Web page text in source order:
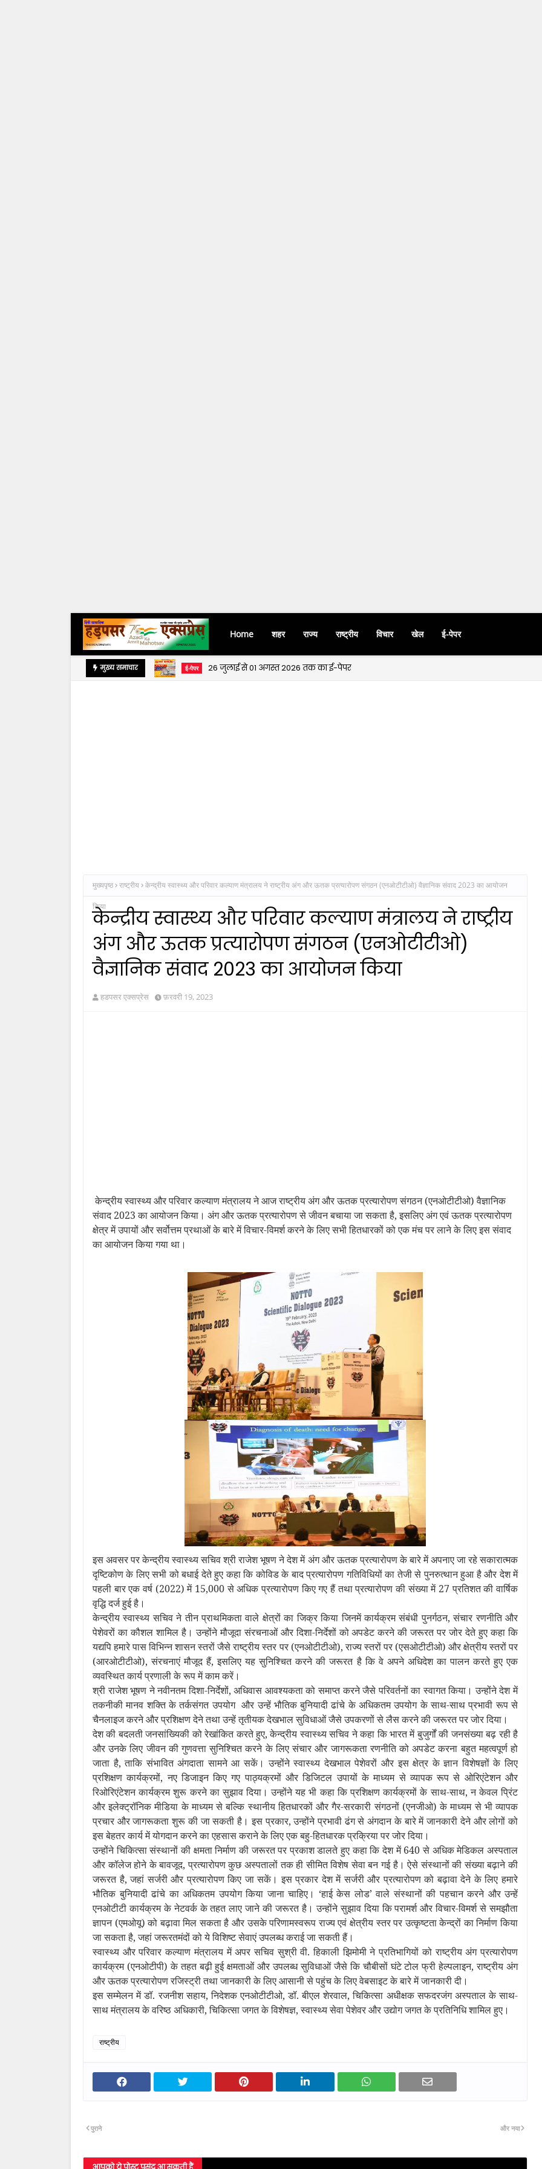
Home शहर राज्य राष्ट्रीय विचार खेल ई-पेपर
मुख्य समाचार ई-पेपर 26 जुलाई से 01 अगस्त 2026 तक का ई-पेपर
मुख्यपृष्ठ राष्ट्रीय केन्‍द्रीय स्वास्थ्य और परिवार कल्याण मंत्रालय ने राष्‍ट्रीय अंग और ऊतक प्रत्‍यारोपण संगठन (एनओटीटीओ) वैज्ञानिक संवाद 2023 का आयोजन
किया
केन्‍द्रीय स्वास्थ्य और परिवार कल्याण मंत्रालय ने राष्‍ट्रीय
अंग और ऊतक प्रत्‍यारोपण संगठन (एनओटीटीओ)
वैज्ञानिक संवाद 2023 का आयोजन किया
हडपसर एक्सप्रेस फ़रवरी 19, 2023
केन्‍द्रीय स्वास्थ्य और परिवार कल्याण मंत्रालय ने आज राष्ट्रीय अंग और ऊतक प्रत्यारोपण संगठन (एनओटीटीओ) वैज्ञानिक
संवाद 2023 का आयोजन किया। अंग और ऊतक प्रत्‍यारोपण से जीवन बचाया जा सकता है, इसलिए अंग एवं ऊतक प्रत्यारोपण
क्षेत्र में उपायों और सर्वोत्तम प्रथाओं के बारे में विचार-विमर्श करने के लिए सभी हितधारकों को एक मंच पर लाने के लिए इस संवाद
का आयोजन किया गया था।
इस अवसर पर केन्‍द्रीय स्वास्थ्य सचिव श्री राजेश भूषण ने देश में अंग और ऊतक प्रत्यारोपण के बारे में अपनाए जा रहे सकारात्मक
दृष्टिकोण के लिए सभी को बधाई देते हुए कहा कि कोविड के बाद प्रत्यारोपण गतिविधियों का तेजी से पुनरुत्थान हुआ है और देश में
पहली बार एक वर्ष (2022) में 15,000 से अधिक प्रत्यारोपण किए गए हैं तथा प्रत्‍यारोपण की संख्‍या में 27 प्रतिशत की वार्षिक
वृद्धि दर्ज हुई है।
केन्‍द्रीय स्वास्थ्य सचिव ने तीन प्राथमिकता वाले क्षेत्रों का जिक्र किया जिनमें कार्यक्रम संबंधी पुनर्गठन, संचार रणनीति और
पेशेवरों का कौशल शामिल है। उन्‍होंने मौजूदा संरचनाओं और दिशा-निर्देशों को अपडेट करने की जरूरत पर जोर देते हुए कहा कि
यद्यपि हमारे पास विभिन्‍न शासन स्‍तरों जैसे राष्ट्रीय स्तर पर (एनओटीटीओ), राज्य स्तरों पर (एसओटीटीओ) और क्षेत्रीय स्तरों पर
(आरओटीटीओ), संरचनाएं मौजूद हैं, इसलिए यह सुनिश्चित करने की जरूरत है कि वे अपने अधिदेश का पालन करते हुए एक
व्‍यवस्थित कार्य प्रणाली के रूप में काम करें।
श्री राजेश भूषण ने नवीनतम दिशा-निर्देशों, अधिवास आवश्यकता को समाप्त करने जैसे परिवर्तनों का स्वागत किया। उन्होंने देश में
तकनीकी मानव शक्ति के तर्कसंगत उपयोग और उन्‍हें भौतिक बुनियादी ढांचे के अधिकतम उपयोग के साथ-साथ प्रभावी रूप से
चैनलाइज करने और प्रशिक्षण देने तथा उन्‍हें तृतीयक देखभाल सुविधाओं जैसे उपकरणों से लैस करने की जरूरत पर जोर दिया।
देश की बदलती जनसांख्यिकी को रेखांकित करते हुए, केन्‍द्रीय स्वास्थ्य सचिव ने कहा कि भारत में बुजुर्गों की जनसंख्‍या बढ़ रही है
और उनके लिए जीवन की गुणवत्ता सुनिश्चित करने के लिए संचार और जागरूकता रणनीति को अपडेट करना बहुत महत्वपूर्ण हो
जाता है, ताकि संभावित अंगदाता सामने आ सकें। उन्होंने स्वास्थ्य देखभाल पेशेवरों और इस क्षेत्र के ज्ञान विशेषज्ञों के लिए
प्रशिक्षण कार्यक्रमों, नए डिजाइन किए गए पाठ्यक्रमों और डिजिटल उपायों के माध्यम से व्यापक रूप से ओरिएंटेशन और
रिओरिएंटेशन कार्यक्रम शुरू करने का सुझाव दिया। उन्होंने यह भी कहा कि प्रशिक्षण कार्यक्रमों के साथ-साथ, न केवल प्रिंट
और इलेक्ट्रॉनिक मीडिया के माध्यम से बल्कि स्थानीय हितधारकों और गैर-सरकारी संगठनों (एनजीओ) के माध्‍यम से भी व्यापक
प्रचार और जागरूकता शुरू की जा सकती है। इस प्रकार, उन्होंने प्रभावी ढंग से अंगदान के बारे में जानकारी देने और लोगों को
इस बेहतर कार्य में योगदान करने का एहसास कराने के लिए एक बहु-हितधारक प्रक्रिया पर जोर दिया।
उन्‍होंने चिकित्सा संस्थानों की क्षमता निर्माण की जरूरत पर प्रकाश डालते हुए कहा कि देश में 640 से अधिक मेडिकल अस्पताल
और कॉलेज होने के बावजूद, प्रत्यारोपण कुछ अस्पतालों तक ही सीमित विशेष सेवा बन गई है। ऐसे संस्थानों की संख्या बढ़ाने की
जरूरत है, जहां सर्जरी और प्रत्यारोपण किए जा सकें। इस प्रकार देश में सर्जरी और प्रत्‍यारोपण को बढ़ावा देने के लिए हमारे
भौतिक बुनियादी ढांचे का अधिकतम उपयोग किया जाना चाहिए। ‘हाई केस लोड’ वाले संस्‍थानों की पहचान करने और उन्‍हें
एनओटीटी कार्यक्रम के नेटवर्क के तहत लाए जाने की जरूरत है। उन्होंने सुझाव दिया कि परामर्श और विचार-विमर्श से समझौता
ज्ञापन (एमओयू) को बढ़ावा मिल सकता है और उसके परिणामस्वरूप राज्य एवं क्षेत्रीय स्तर पर उत्कृष्टता केन्‍द्रों का निर्माण किया
जा सकता है, जहां जरूरतमंदों को ये विशिष्‍ट सेवाएं उपलब्‍ध कराई जा सकती हैं।
स्वास्थ्य और परिवार कल्याण मंत्रालय में अपर सचिव सुश्री वी. हिकाली झिमोमी ने प्रतिभागियों को राष्ट्रीय अंग प्रत्यारोपण
कार्यक्रम (एनओटीपी) के तहत बढ़ी हुई क्षमताओं और उपलब्ध सुविधाओं जैसे कि चौबीसों घंटे टोल फ्री हेल्पलाइन, राष्ट्रीय अंग
और ऊतक प्रत्यारोपण रजिस्ट्री तथा जानकारी के लिए आसानी से पहुंच के लिए वेबसाइट के बारे में जानकारी दी।
इस सम्मेलन में डॉ. रजनीश सहाय, निदेशक एनओटीटीओ, डॉ. बीएल शेरवाल, चिकित्‍सा अधीक्षक सफदरजंग अस्पताल के साथ-
साथ मंत्रालय के वरिष्ठ अधिकारी, चिकित्सा जगत के विशेषज्ञ, स्वास्थ्य सेवा पेशेवर और उद्योग जगत के प्रतिनिधि शामिल हुए।
राष्ट्रीय
और नया
पुराने
आपको ये पोस्ट पसंद आ सकती हैं